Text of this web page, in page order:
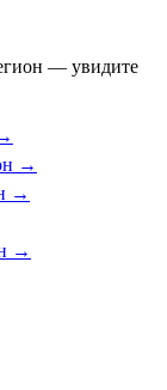
— увидите
→
→
→